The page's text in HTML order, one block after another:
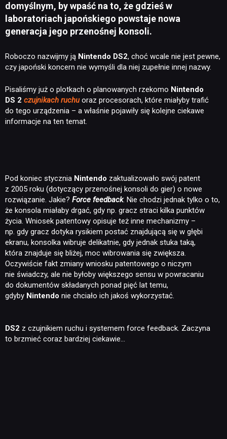
domyślnym, by wpaść na to, że gdzieś w
laboratoriach japońskiego powstaje nowa
generacja jego przenośnej konsoli.
Roboczo nazwijmy ją Nintendo DS2, choć wcale nie jest pewne,
czy japoński koncern nie wymyśli dla niej zupełnie innej nazwy.
Pisaliśmy już o plotkach o planowanych rzekomo Nintendo
DS 2 czujnikach ruchuoraz procesorach, które miałyby trafić
do tego urządzenia – a właśnie pojawiły się kolejne ciekawe
informacje na ten temat.
Pod koniec stycznia Nintendo zaktualizowało swój patent
z 2005 roku (dotyczący przenośnej konsoli do gier) o nowe
rozwiązanie. Jakie? Force feedback. Nie chodzi jednak tylko o to,
że konsola miałaby drgać, gdy np. gracz straci kilka punktów
życia. Wniosek patentowy opisuje też inne mechanizmy –
np. gdy gracz dotyka rysikiem postać znajdującą się w głębi
ekranu, konsolka wibruje delikatnie, gdy jednak stuka taką,
która znajduje się bliżej, moc wibrowania się zwiększa.
Oczywiście fakt zmiany wniosku patentowego o niczym
nie świadczy, ale nie byłoby większego sensu w powracaniu
do dokumentów składanych ponad pięć lat temu,
gdyby Nintendo nie chciało ich jakoś wykorzystać.
DS2 z czujnikiem ruchu i systemem force feedback. Zaczyna
to brzmieć coraz bardziej ciekawie…